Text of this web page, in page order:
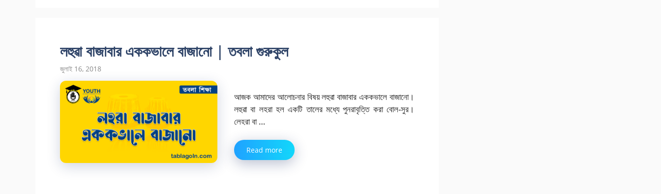
লহুৱা বাজাবার এককভালে বাজানো | তবলা গুরুকুল
জুলাই 16, 2018
আজক আমাদের আলোচনার বিষয় লহুৱা বাজাবার এককভালে বাজানো।
লহুৱা বা লহরা হল একটি তালের মধ্যে পুনরাবৃত্তি করা বোল-সুর।
লেহরা বা …
Read more